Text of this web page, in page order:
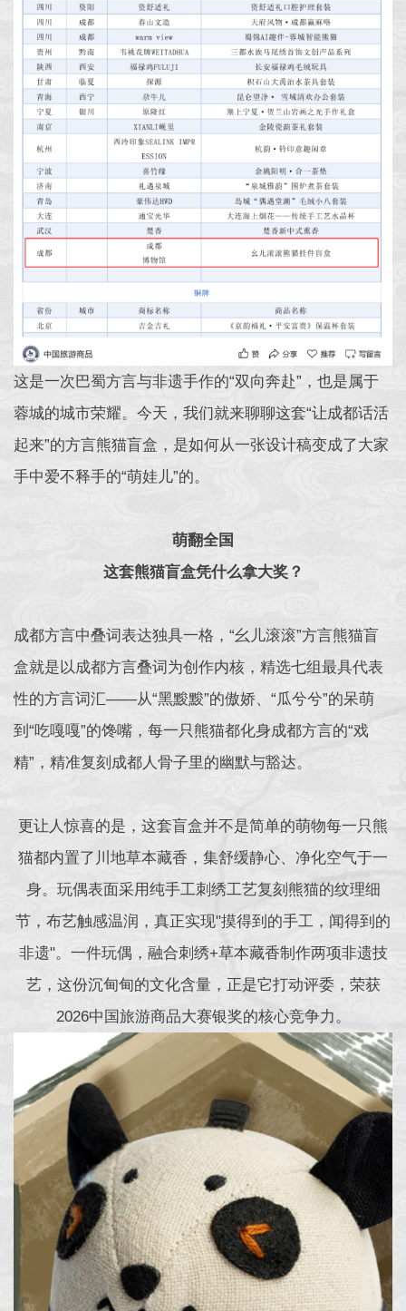
这是一次巴蜀方言与非遗手作的“双向奔赴”，也是属于
蓉城的城市荣耀。今天，我们就来聊聊这套“让成都话活
起来”的方言熊猫盲盒，是如何从一张设计稿变成了大家
手中爱不释手的“萌娃儿”的。
萌翻全国
这套熊猫盲盒凭什么拿大奖？
成都方言中叠词表达独具一格，“幺儿滚滚”方言熊猫盲
盒就是以成都方言叠词为创作内核，精选七组最具代表
性的方言词汇——从“黑黢黢”的傲娇、“瓜兮兮”的呆萌
到“吃嘎嘎”的馋嘴，每一只熊猫都化身成都方言的“戏
精”，精准复刻成都人骨子里的幽默与豁达。
更让人惊喜的是，这套盲盒并不是简单的萌物每一只熊
猫都内置了川地草本藏香，集舒缓静心、净化空气于一
身。玩偶表面采用纯手工刺绣工艺复刻熊猫的纹理细
节，布艺触感温润，真正实现"摸得到的手工，闻得到的
非遗"。一件玩偶，融合刺绣+草本藏香制作两项非遗技
艺，这份沉甸甸的文化含量，正是它打动评委，荣获
2026中国旅游商品大赛银奖的核心竞争力。